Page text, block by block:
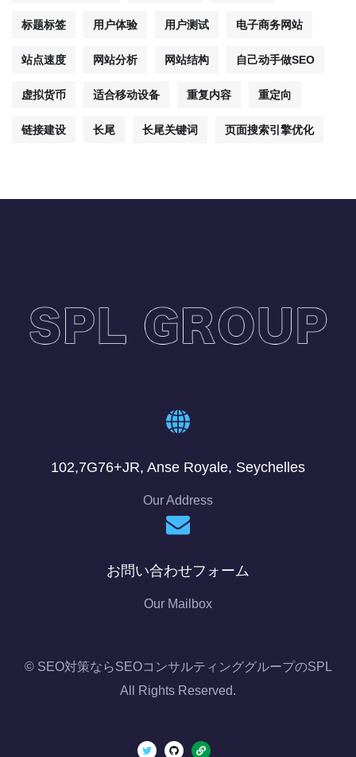
标题标签 用户体验 用户测试 电子商务网站
站点速度 网站分析 网站结构 自己动手做SEO
虚拟货币 适合移动设备 重复内容 重定向
链接建设 长尾 长尾关键词 页面搜索引擎优化
102,7G76+JR, Anse Royale, Seychelles
Our Address
お問い合わせフォーム
Our Mailbox
© SEO対策ならSEOコンサルティンググループのSPL
All Rights Reserved.